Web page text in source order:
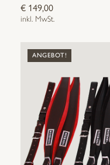
€ 149,00
inkl. MwSt.
ANGEBOT!